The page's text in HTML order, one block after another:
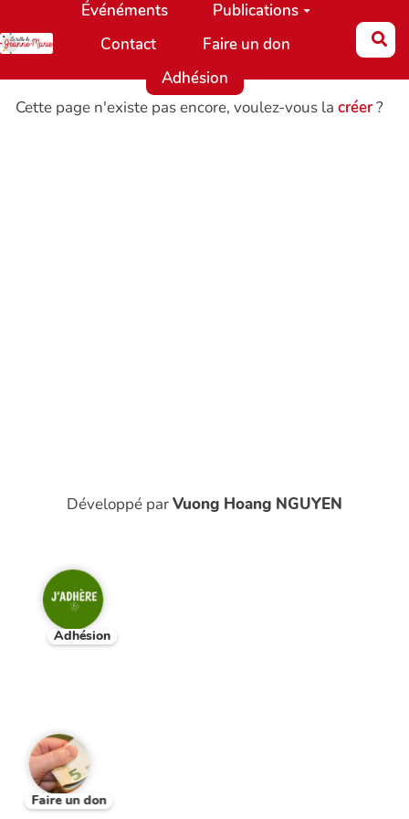
Aller au contenu principal
Événéments
Publications
Contact
Faire un don
Adhésion
Cette page n'existe pas encore, voulez-vous la créer?
Développé parVuong Hoang NGUYEN
Adhésion
Faire un don